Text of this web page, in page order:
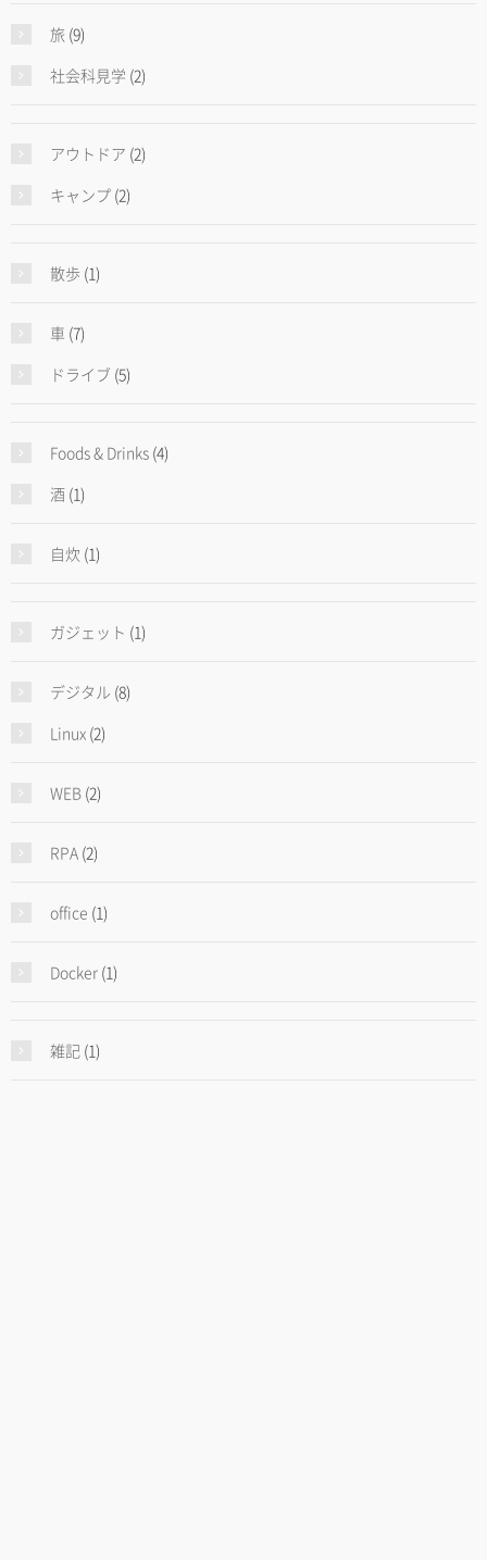
旅 (9)
社会科見学 (2)
アウトドア (2)
キャンプ (2)
散歩 (1)
車 (7)
ドライブ (5)
Foods & Drinks (4)
酒 (1)
自炊 (1)
ガジェット (1)
デジタル (8)
Linux (2)
WEB (2)
RPA (2)
office (1)
Docker (1)
雑記 (1)